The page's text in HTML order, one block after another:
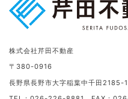
株式会社芹田不動産
〒380-0916
長野県長野市大字稲葉中千田2185-